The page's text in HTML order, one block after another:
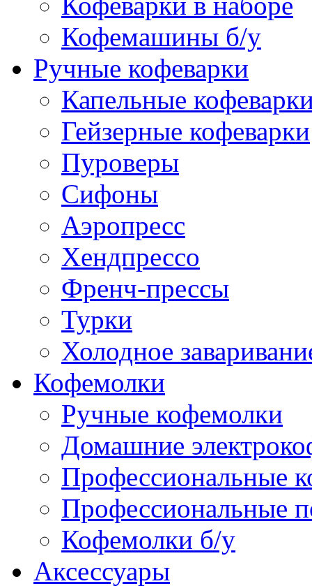
Кофемашины б/у
Ручные кофеварки
Капельные
Гейзерные кофеварки
Пуроверы
Сифоны
Аэропресс
Хендпрессо
Френч-прессы
Турки
Холодное
Кофемолки
Ручные кофемолки
Домашние
Профессиональные
Профессиональные
Кофемолки б/у
Аксессуары